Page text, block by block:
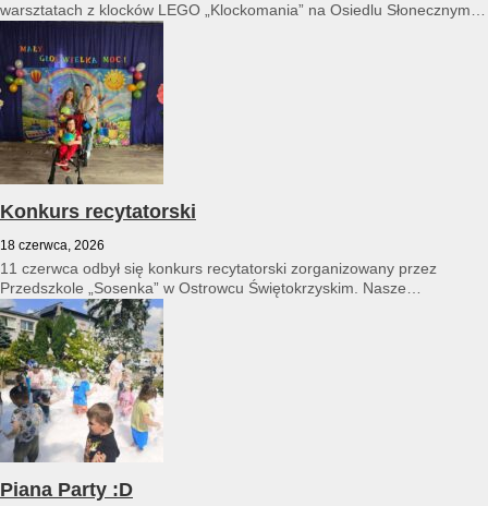
warsztatach z klocków LEGO „Klockomania” na Osiedlu Słonecznym
Konkurs recytatorski
18 czerwca, 2026
11 czerwca odbył się konkurs recytatorski zorganizowany przez
Przedszkole „Sosenka” w Ostrowcu Świętokrzyskim. Nasze
przedszkole reprezentował Franciszek Karpiński...
Piana Party :D